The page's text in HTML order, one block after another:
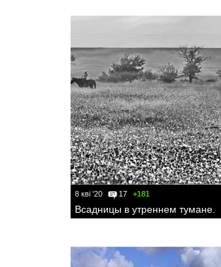
8 кві '20 17 +181
Всадницы в утреннем тумане.